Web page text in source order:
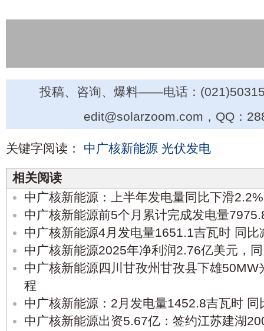
投稿、咨询、爆料——电话：
edit@solarzoom.com，QQ：
关键字阅读： 中广核新能源 光伏发电
相关阅读
中广核新能源：上半年发电量同比下滑2.2%
中广核新能源前5个月累计完成发电量
中广核新能源4月发电量1651.1吉瓦时 同比
中广核新能源2025年净利润2.76亿美元，
中广核新能源四川甘孜州甘孜县下雄50MW
程
中广核新能源：2月发电量1452.8吉瓦时 同
中广核新能源出资5.67亿：签约江苏建湖